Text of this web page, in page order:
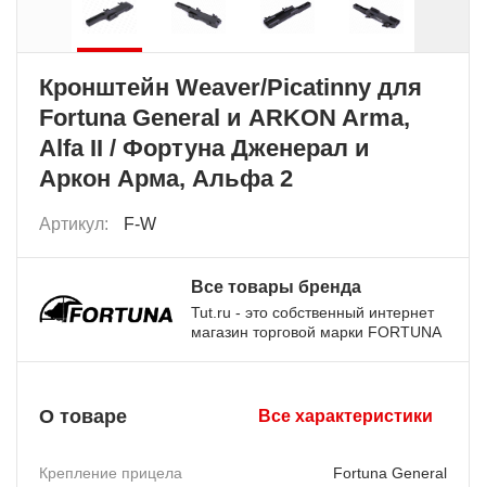
Кронштейн Weaver/Picatinny для
Fortuna General и ARKON Arma,
Alfa II / Фортуна Дженерал и
Аркон Арма, Альфа 2
Артикул: F-W
Все товары бренда
Tut.ru - это собственный интернет
магазин торговой марки FORTUNA
О товаре Все характеристики
Крепление прицела Fortuna General